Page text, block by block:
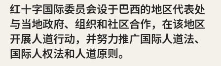
红十字国际委员会设于巴西的地区代表处
与当地政府、组织和社区合作，在该地区
开展人道行动，并努力推广国际人道法、
国际人权法和人道原则。